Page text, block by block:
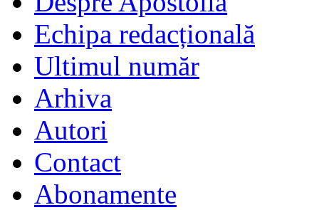
Echipa redacțională
Ultimul număr
Arhiva
Autori
Contact
Abonamente